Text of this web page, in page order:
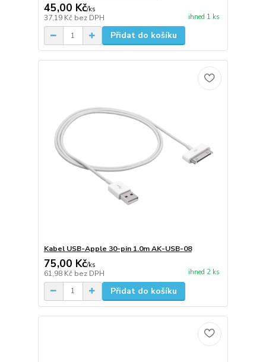
45,00 Kč/ks
37,19 Kč bez DPH ihned 1 ks
Přidat do košíku
Kabel USB-Apple 30-pin 1.0m AK-USB-08
75,00 Kč/ks
61,98 Kč bez DPH ihned 2 ks
Přidat do košíku